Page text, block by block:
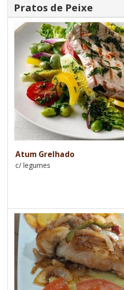
Pratos de Peixe
Atum Grelhado
c/ legumes